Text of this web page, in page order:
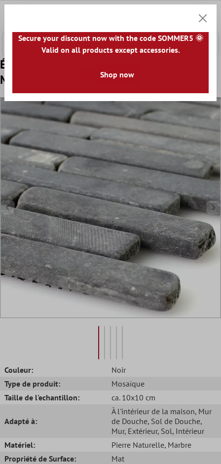
Panier
Échantillon Mosaïque Pierre Naturelle
Marbré Nero Marquina
Couleur:
Noir
Type de produit:
Mosaïque
Taille de l'echantillon:
ca. 10x10 cm
Adapté à:
À l'intérieur de la maison, Mur
de Douche, Sol de Douche,
Mur, Extérieur, Sol, Intérieur
Matériel:
Pierre Naturelle, Marbre
Propriété de Surface:
Mat
Secure your discount now with the code SOMMER5 🌞
Valid on all products except accessories.
Shop now